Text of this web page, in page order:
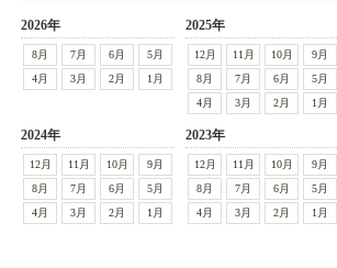
2026年
8月 7月 6月
5月
4月
3月 2月 1月
2025年
12月 11月 10月
9月
8月
7月 6月
5月
4月
3月 2月 1月
2024年
12月 11月 10月
9月
8月
7月 6月
5月
4月
3月 2月 1月
2023年
12月 11月 10月
9月
8月
7月 6月
5月
4月
3月 2月 1月